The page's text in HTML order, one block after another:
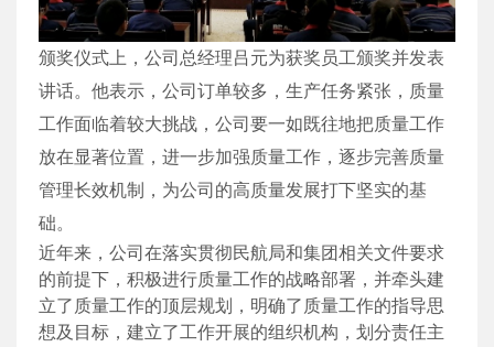
颁奖仪式上，公司总经理吕元为获奖员工颁奖并发表
讲话。他表示，公司订单较多，生产任务紧张，质量
工作面临着较大挑战，公司要一如既往地把质量工作
放在显著位置，进一步加强质量工作，逐步完善质量
管理长效机制，为公司的高质量发展打下坚实的基
础。
近年来，公司在落实贯彻民航局和集团相关文件要求
的前提下，积极进行质量工作的战略部署，并牵头建
立了质量工作的顶层规划，明确了质量工作的指导思
想及目标，建立了工作开展的组织机构，划分责任主